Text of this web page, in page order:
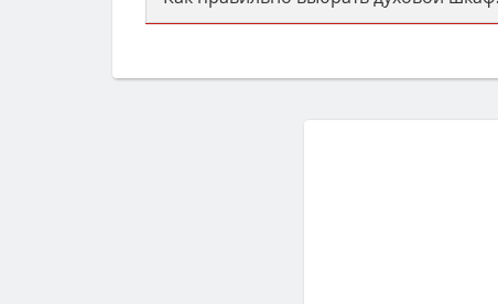
семьи, класс энергопотребления не